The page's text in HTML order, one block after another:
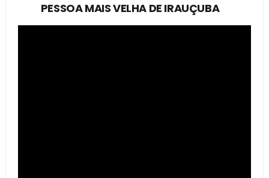
PESSOA MAIS VELHA DE IRAUÇUBA